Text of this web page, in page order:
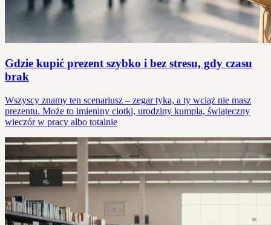
Gdzie kupić prezent szybko i bez stresu, gdy czasu
brak
Wszyscy znamy ten scenariusz – zegar tyka, a ty wciąż nie masz
prezentu. Może to imieniny ciotki, urodziny kumpla, świąteczny
wieczór w pracy albo totalnie